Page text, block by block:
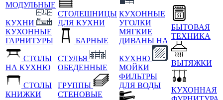
МОДУЛЬНЫЕ
КУХНИ
КУХОННЫЕ
ГАРНИТУРЫ
СТОЛЫ
НА КУХНЮ
СТОЛЫ
КНИЖКИ
СТОЛЕШНИЦЫ
ДЛЯ КУХНИ
БАРНЫЕ
СТУЛЬЯ
ОБЕДЕННЫЕ
ГРУППЫ
СТЕНОВЫЕ
КУХОННЫЕ
УГОЛКИ
МЯГКИЕ
ДИВАНЫ НА
КУХНЮ
МОЙКИ
ФИЛЬТРЫ
ДЛЯ ВОДЫ
БЫТОВАЯ
ТЕХНИКА
ВЫТЯЖКИ
КУХОННАЯ